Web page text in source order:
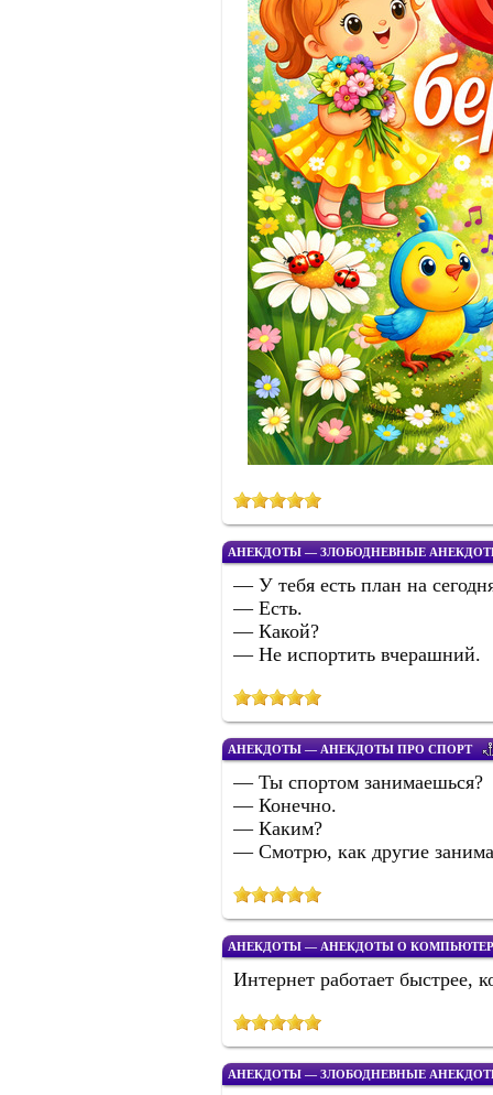
АНЕКДОТЫ — ЗЛОБОДНЕВНЫЕ
— У тебя есть план на
— Есть.
— Какой?
— Не испортить вчерашний.
АНЕКДОТЫ — АНЕКДОТЫ ПРО СПОРТ
— Ты спортом занимаешься?
— Конечно.
— Каким?
— Смотрю, как другие
АНЕКДОТЫ — АНЕКДОТЫ О
Интернет работает быстрее,
АНЕКДОТЫ — ЗЛОБОДНЕВНЫЕ